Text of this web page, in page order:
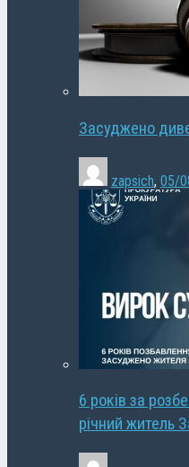
Засуджено
zapsich, 05/
6 років за
річний житель